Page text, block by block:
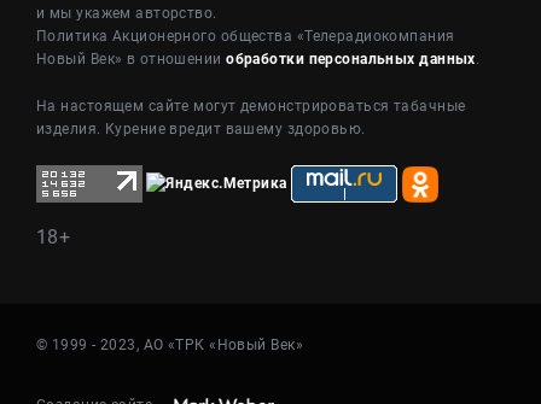
и мы укажем авторство.
Политика Акционерного общества «Телерадиокомпания
Новый Век» в отношенииобработки персональных данных.
На настоящем сайте могут демонстрироваться табачные
изделия. Курение вредит вашему здоровью.
18+
© 1999 - 2023, АО «ТРК «Новый Век»